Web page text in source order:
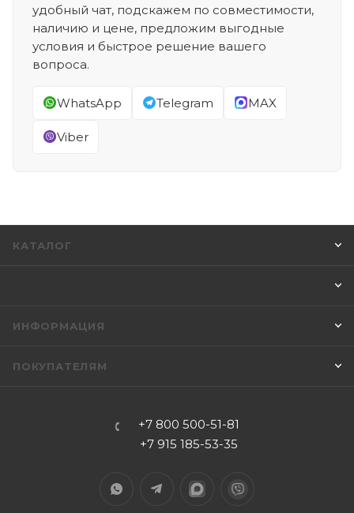
удобный чат, подскажем по совместимости,
наличию и цене, предложим выгодные
условия и быстрое решение вашего
вопроса.
WhatsApp Telegram MAX
Viber
КАТАЛОГ
ИНФОРМАЦИЯ
ПОКУПАТЕЛЯМ
+7 800 500-51-81
+7 915 185-53-35